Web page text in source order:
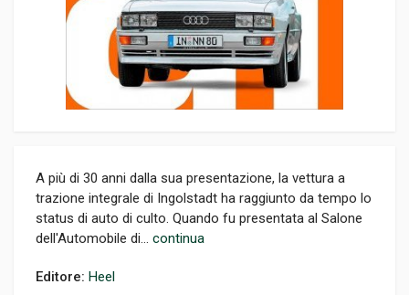
A più di 30 anni dalla sua presentazione, la vettura a
trazione integrale di Ingolstadt ha raggiunto da tempo lo
status di auto di culto. Quando fu presentata al Salone
dell'Automobile di... continua
Editore: Heel